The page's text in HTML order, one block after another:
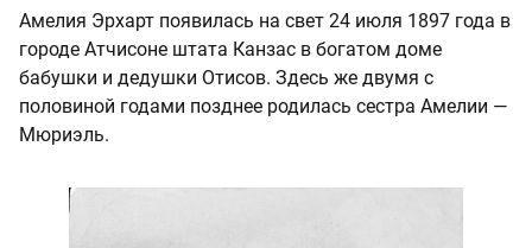
Амелия Эрхарт появилась на свет 24 июля 1897 года в
городе Атчисоне штата Канзас в богатом доме
бабушки и дедушки Отисов. Здесь же двумя с
половиной годами позднее родилась сестра Амелии —
Мюриэль.